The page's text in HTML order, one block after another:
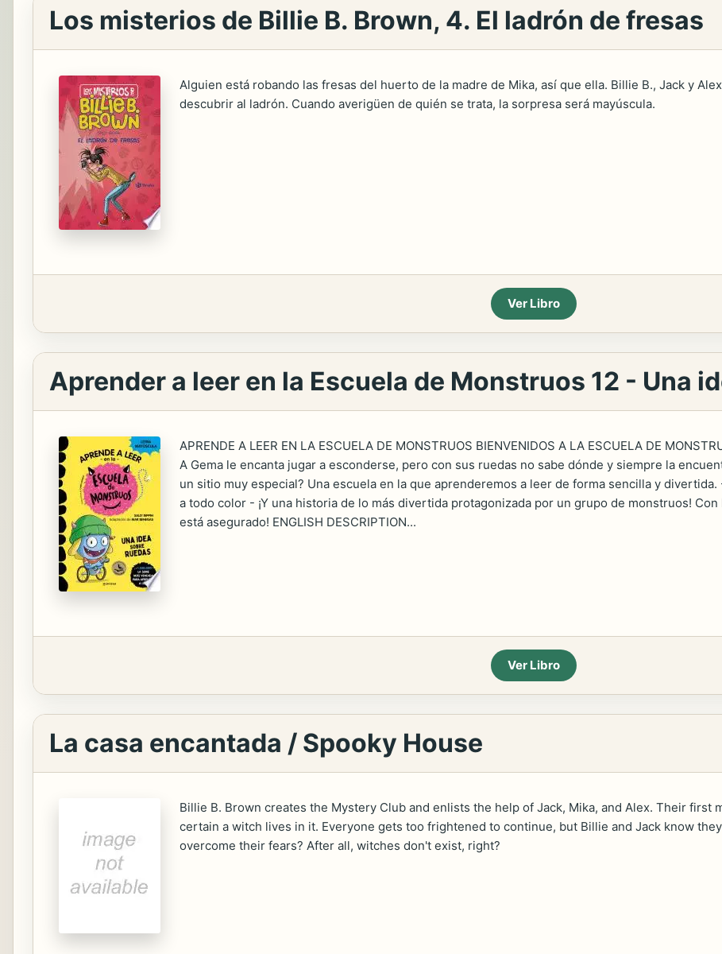
Los misterios de Billie B. Brown, 4. El ladrón de fresas
Alguien está robando las fresas del huerto de la madre de Mika, así que ella. Billie B., Jack y
descubrir al ladrón. Cuando averigüen de quién se trata, la sorpresa será mayúscula.
Ver Libro
Aprender a leer en la Escuela de Monstruos 12 - Una
APRENDE A LEER EN LA ESCUELA DE MONSTRUOS BIENVENIDOS A LA ESCUELA DE
A Gema le encanta jugar a esconderse, pero con sus ruedas no sabe dónde y siempre la
un sitio muy especial? Una escuela en la que aprenderemos a leer de forma sencilla y
a todo color - ¡Y una historia de lo más divertida protagonizada por un grupo de monstruos!
está asegurado! ENGLISH DESCRIPTION...
Ver Libro
La casa encantada / Spooky House
Billie B. Brown creates the Mystery Club and enlists the help of Jack, Mika, and Alex. Their first
certain a witch lives in it. Everyone gets too frightened to continue, but Billie and Jack know
overcome their fears? After all, witches don't exist, right?